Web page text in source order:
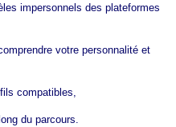
impersonnels des plateformes
votre personnalité et
compatibles,
du parcours.